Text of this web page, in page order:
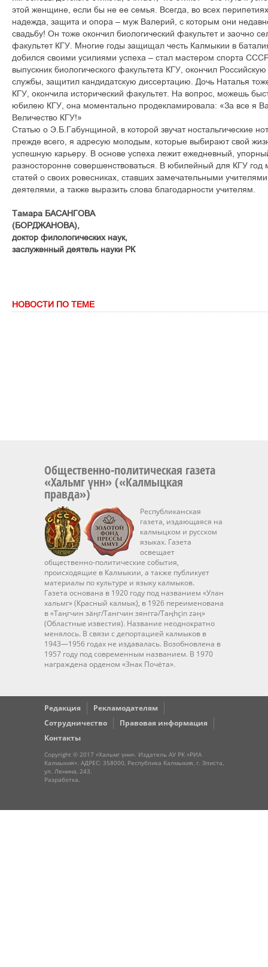
этой женщине, если бы не ее семья. Всегда, во всех
надежда, защита и опора – муж Валерий, с которым они
свадьбу! Он тоже окончил биологический факультет и заочно
факультет КГУ. Многие годы защищал честь Калмыкии в
добился своими усилиями успеха – стал мастером спорта
выпускник биологического факультета КГУ, окончил
службы, защитил кандидатскую диссертацию. Дочь Наталья
КГУ, окончила исторический факультет. На вопрос, можешь
юбилею КГУ, она моментально продекламировала: «За все я
Величество КГУ!»
Статью о Э.Б.Габунщиной, в которой звучат ностальгические
прежде всего, я адресую молодым, которые выбирают свой
успешную карьеру. В основе успеха лежит ежедневный,
разносторонне совершенствоваться. В юбилейный для КГУ
статей о своих ровесниках, ставших замечательными
деятелями, а также выразить слова благодарности учителям.
Тамара БАСАНГОВА
(БОРДЖАНОВА),
доктор филологических наук,
заслуженный деятель науки РК
НОВОСТИ ПО ТЕМЕ
Общественно-политическая газета
«Хальмг үнн» («Калмыцкая
правда»)
Республиканская
газета, издающаяся на
калмыцком и русском
языках. Газета
освещает
общественно-политические события,
происходящие в Калмыкии, а также публикует
материалы по культуре и языку калмыков.
Газета основана в 1920 году под названием «Улан
хальмг» (Красный калмык), в 1926 переименована
в «Таңгчин зäңг/Тангчин зянггә/Taңhçin zәң»
(Областные известия). Название неоднократно
менялось. В связи с депортацией калмыков в
1943—1956 годах не издавалась. Возобновлена в
1957 году под современным названием. В 1970
награждена орденом «Знак Почёта».
Редакция
Рекламодателям
Сотрудничество
Правовая информация
Контакты
Copyright © 2017 «Хальмг үнн». Издатель АУ РК «РИА
Калмыкия». АДРЕС: 358000, Республика Калмыкия, г. Элиста,
ул. Ленина, 243.
Разработка.